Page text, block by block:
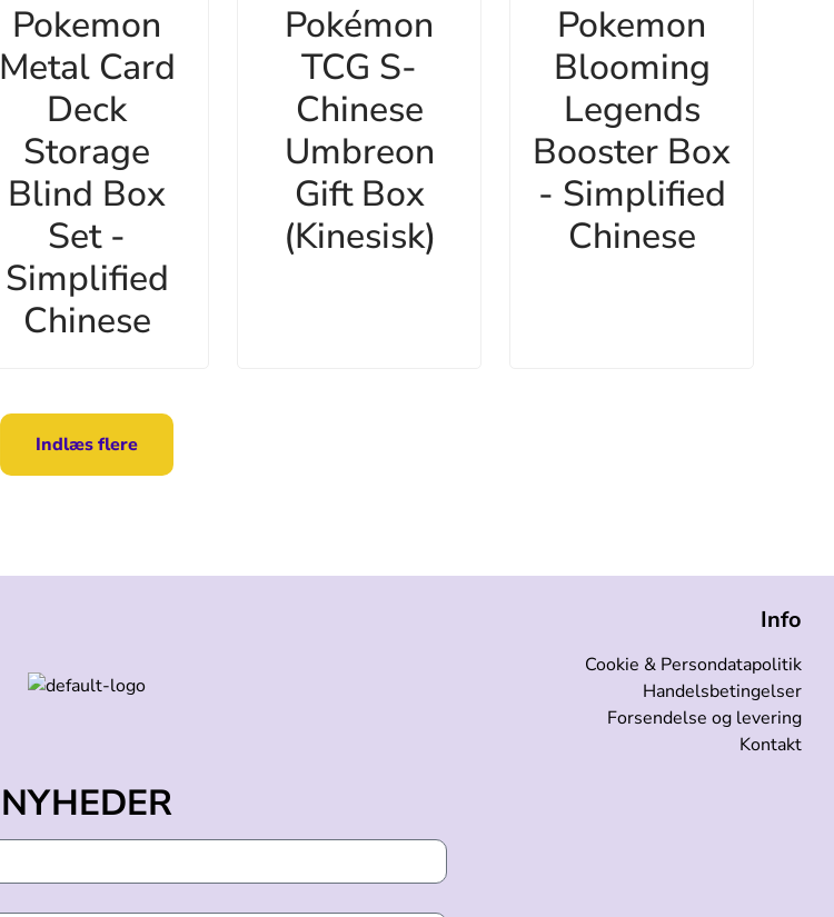
Pokemon
Metal Card
Deck
Storage
Blind Box
Set -
Simplified
Chinese
Pokémon
TCG S-
Chinese
Umbreon
Gift Box
(Kinesisk)
Pokemon
Blooming
Legends
Booster Box
- Simplified
Chinese
Indlæs flere
Info
Cookie & Persondatapolitik
Handelsbetingelser
Forsendelse og levering
Kontakt
NYHEDER